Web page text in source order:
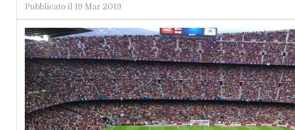
Pubblicato il 19 Mar 2019